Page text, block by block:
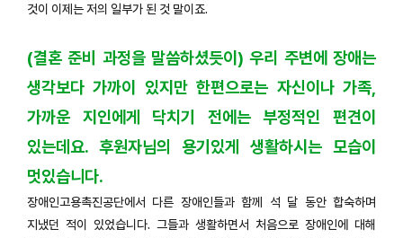
것이 이제는 저의 일부가 된 것 말이죠.
(결혼 준비 과정을 말씀하셨듯이) 우리 주변에 장애는
생각보다 가까이 있지만 한편으로는 자신이나 가족,
가까운 지인에게 닥치기 전에는 부정적인 편견이
있는데요. 후원자님의 용기있게 생활하시는 모습이
멋있습니다.
장애인고용촉진공단에서 다른 장애인들과 함께 석 달 동안 합숙하며
지냈던 적이 있었습니다. 그들과 생활하면서 처음으로 장애인에 대해